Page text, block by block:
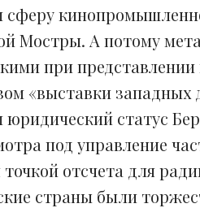
Мостры. А потому
при
«выставки
статус
под управление
точкой отсчета для
страны были